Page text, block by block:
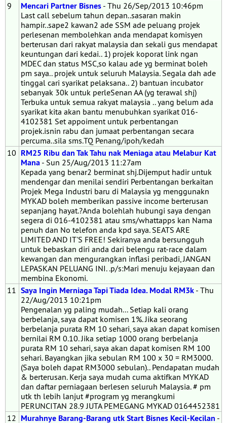
9
Mencari Partner Bisnes - Thu 26/Sep/2013 10:46pm
Last call sebelum tahun depan..sasaran makin
hampir..sape2 kawan2 ade SSM ade peluang projek
perlesenan membolehkan anda mendapat komisyen
berterusan dari rakyat malaysia dan sekali gus mendapat
keuntungan dari kedai.. 1) projek koporat link ngan
MDEC dan status MSC,so kalau ade yg berminat boleh
pm saya.. projek untuk seluruh Malaysia. Segala dah ade
tinggal cari syarikat pelaksana.. 2) bantuan incubator
sebanyak 30k untuk perleSenan AA (yg terawal shj)
Terbuka untuk semua rakyat malaysia .. yang belum ada
syarikat kita akan bantu menubuhkan syarikat 016-
4102381 Set appoiment untuk perbentangan
projek.isnin rabu dan jumaat perbentangan secara
percuma..sila sms.TQ Penang/ipoh/kedah
10 RM25 Ribu dan Tak Tahu nak Meniaga atau Melabur Kat
Mana - Sun 25/Aug/2013 11:27am
Kepada yang benar2 berminat shj.Dijemput hadir untuk
mendengar dan menilai sendiri Perbentangan berkaitan
Projek Mega Industri baru di Malaysia yg menggunakn
MYKAD boleh memberikan passive income berterusan
sepanjang hayat.?Anda bolehlah hubungi saya dengan
segera di 016-4102381 atau sms/whattapps kan Nama
penuh dan No telefon anda kpd saya. SEATS ARE
LIMITED AND IT'S FREE! Sekiranya anda bersungguh
untuk bebaskan diri anda dari belengu rat-race dalam
kewangan dan mengurangkan inflasi peribadi, JANGAN
LEPASKAN PELUANG INI. .p/s:Mari menuju kejayaan dan
membina Ekonomi.
11 Saya Ingin Merniaga Tapi Tiada Idea. Modal RM3k - Thu
22/Aug/2013 10:21pm
Pengenalan yg paling mudah... Setiap kali orang
berbelanja, saya dapat komisen 1%. Jika seorang
berbelanja purata RM 10 sehari, saya akan dapat komisen
bernilai RM 0.10. Jika setiap 1000 orang berbelanja
purata RM 10 sehari, saya akan dapat komisen RM 100
sehari. Bayangkan jika sebulan RM 100 x 30 = RM3000.
(Saya boleh dapat RM3000 sebulan).. Pendapatan mudah
& berterusan. Kerja saya mudah cuma aktifkan MYKAD
dan daftar perniagaan berlesen seluruh Malaysia. # pm
utk th lebih lanjut #program yg merangkumi
PERUNCITAN 28.9 JUTA PEMEGANG MYKAD 0164452381
12 Murahnye Barang-Barang utk Start Bisnes Kecil-Kecilan -